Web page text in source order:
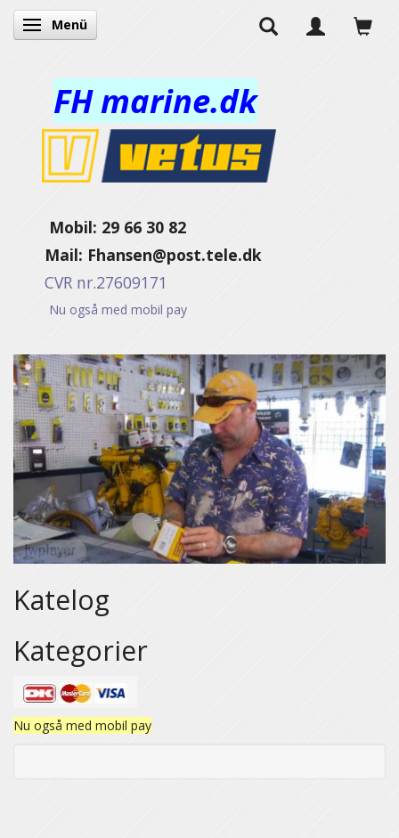
Anzeige ändern
Menü
FH marine.dk
Mobil: 29 66 30 82
Mail: Fhansen@post.tele.dk
CVR nr.27609171
Nu også med mobil pay
Katelog
Kategorier
Nu også med mobil pay